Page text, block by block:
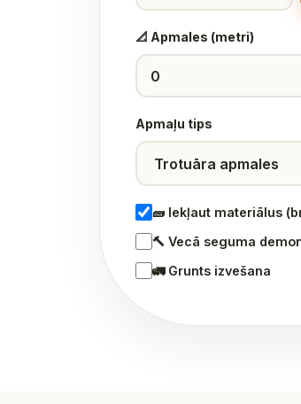
📐 Apmales (metri)
Apmaļu tips
🧱 Iekļaut materiālus
🔨 Vecā seguma
🚛 Grunts izvešana